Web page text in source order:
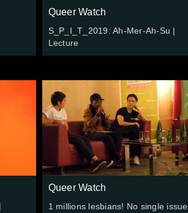
Queer Watch
S_P_I_T_2019: Ah-Mer-Ah-Su |
Lecture
Queer Watch
1 millions lesbians! No single issue